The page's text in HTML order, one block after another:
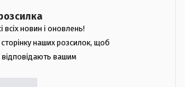
всіх новин і оновлень!
наших розсилок, щоб
вашим